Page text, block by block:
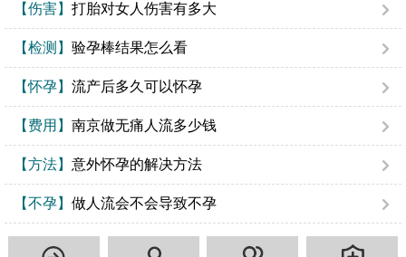
【伤害】 打胎对女人伤害有多大
【检测】 验孕棒结果怎么看
【怀孕】 流产后多久可以怀孕
【费用】 南京做无痛人流多少钱
【方法】 意外怀孕的解决方法
【不孕】 做人流会不会导致不孕